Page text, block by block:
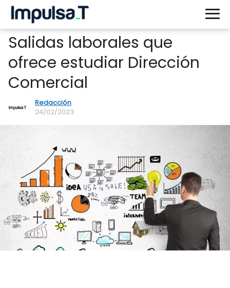
Salidas laborales que
ofrece estudiar Dirección
Comercial
Redacción
24/02/2023